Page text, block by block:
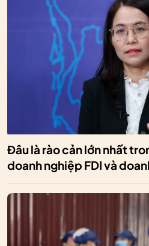
Đâu là rào cản lớn nhất
doanh nghiệp FDI và